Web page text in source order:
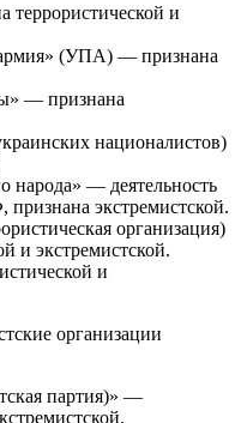
террористической и
армия» (УПА) — признана
— признана
националистов)
народа» — деятельность
экстремистской.
организация)
и экстремистской.
и
организации
партия)» —